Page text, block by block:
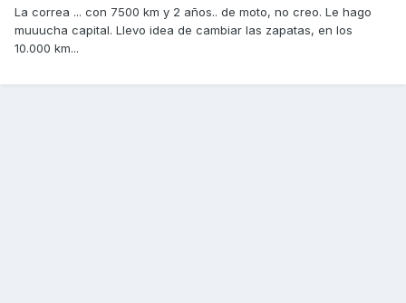
La correa ... con 7500 km y 2 años.. de moto, no creo. Le hago
muuucha capital. Llevo idea de cambiar las zapatas, en los
10.000 km...